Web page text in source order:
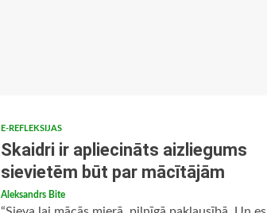
E-REFLEKSIJAS
Skaidri ir apliecināts aizliegums
sievietēm būt par mācītājām
Aleksandrs Bite